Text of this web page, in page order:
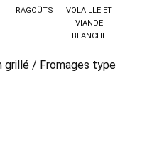
RAGOÛTS
VOLAILLE ET
VIANDE
BLANCHE
grillé / Fromages type